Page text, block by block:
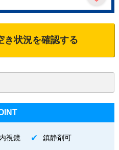
状況を確認する
視鏡 鎮静剤可